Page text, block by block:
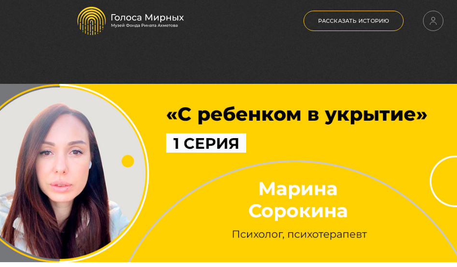
РАССКАЗАТЬ ИСТОРИЮ